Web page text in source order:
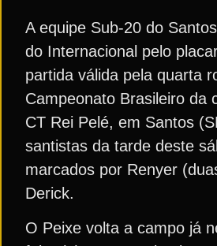
A equipe Sub-20 do
do Internacional pelo
partida válida pela quarta
Campeonato Brasileiro da
CT Rei Pelé, em Santos
santistas da tarde deste
marcados por Renyer
Derick.
O Peixe volta a campo já